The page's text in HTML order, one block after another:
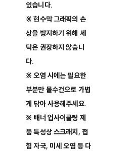
있습니다.
※ 현수막 그래픽의 손
상을 방지하기 위해 세
탁은 권장하지 않습니
다.
※ 오염 시에는 필요한
부분만 물수건으로 가볍
게 닦아 사용해주세요.
※ 배너 업사이클링 제
품 특성상 스크래치, 접
힘 자국, 미세 오염 등 다